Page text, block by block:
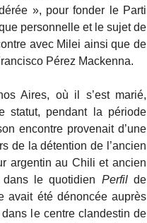
», pour fonder le Parti
personnelle et le sujet de
avec Milei ainsi que de
Pérez Mackenna.
Aires, où il s’est marié,
statut, pendant la période
encontre provenait d’une
de la détention de l’ancien
argentin au Chili et ancien
le quotidien Perfilde
avait été dénoncée auprès
le centre clandestin de